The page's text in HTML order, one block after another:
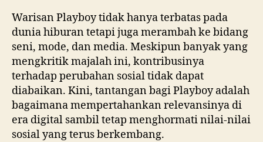
Warisan Playboy tidak hanya terbatas pada
dunia hiburan tetapi juga merambah ke bidang
seni, mode, dan media. Meskipun banyak yang
mengkritik majalah ini, kontribusinya
terhadap perubahan sosial tidak dapat
diabaikan. Kini, tantangan bagi Playboy adalah
bagaimana mempertahankan relevansinya di
era digital sambil tetap menghormati nilai-nilai
sosial yang terus berkembang.